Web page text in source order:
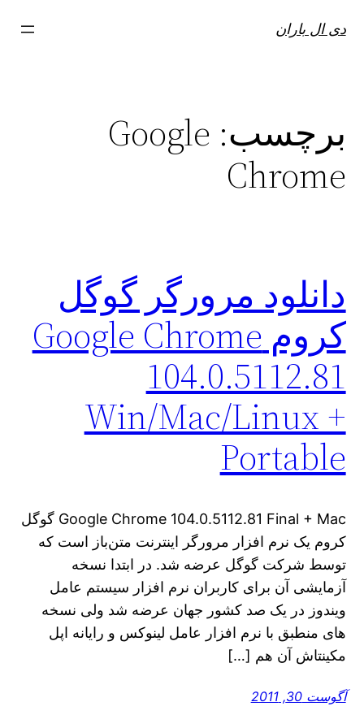
دی ال باران
برچسب: Google
Chrome
دانلود مرورگر گوگل
کروم Google Chrome
104.0.5112.81
Win/Mac/Linux +
Portable
Google Chrome 104.0.5112.81 Final + Mac گوگل
کروم یک نرم افزار مرورگر اینترنت متن‌باز است که
توسط شرکت گوگل عرضه شد. در ابتدا نسخه
آزمایشی آن برای کاربران نرم افزار سیستم عامل
ویندوز در یک صد کشور جهان عرضه شد ولی نسخه
های منطبق با نرم افزار عامل لینوکس و رایانه اپل
مکینتاش آن هم […]
آگوست 30, 2011